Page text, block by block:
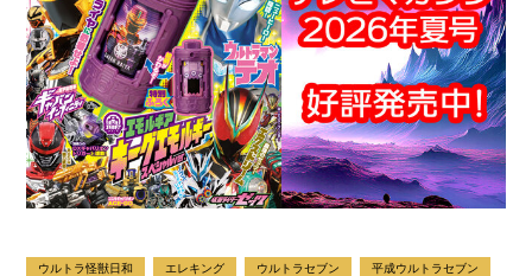
ウルトラ怪獣日和 エレキング ウルトラセブン 平成ウルトラセブン